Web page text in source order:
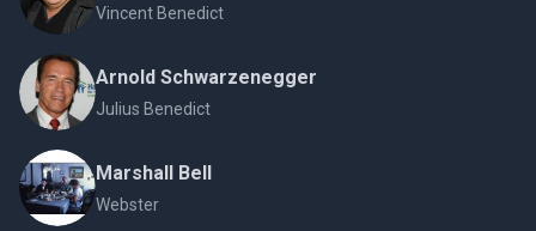
Vincent Benedict
Arnold Schwarzenegger
Julius Benedict
Marshall Bell
Webster